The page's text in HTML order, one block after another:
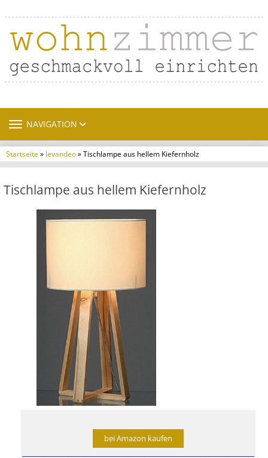
TOGGLE NAVIGATION
NAVIGATION
Startseite» levandeo» Tischlampe aus hellem Kiefernholz
Tischlampe aus hellem Kiefernholz
bei Amazon kaufen